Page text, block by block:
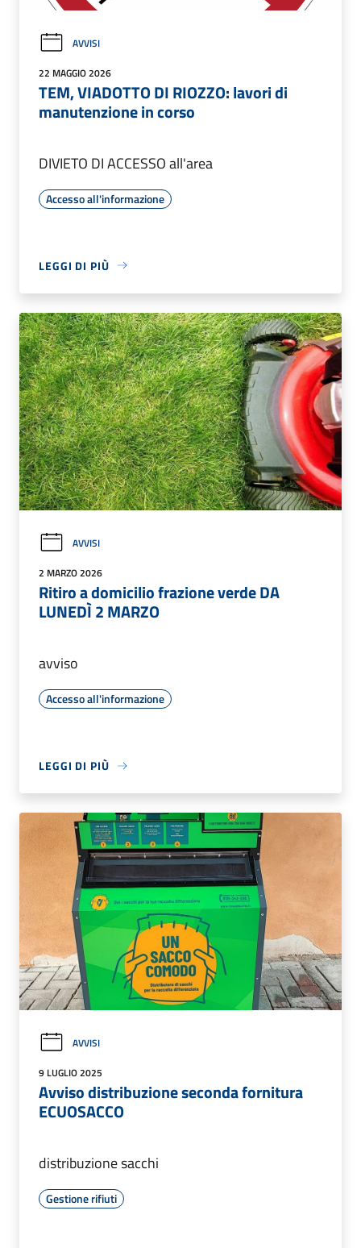
AVVISI
22 MAGGIO 2026
TEM, VIADOTTO DI RIOZZO: lavori di
manutenzione in corso
DIVIETO DI ACCESSO all'area
Accesso all'informazione
LEGGI DI PIÙ
AVVISI
2 MARZO 2026
Ritiro a domicilio frazione verde DA
LUNEDÌ 2 MARZO
avviso
Accesso all'informazione
LEGGI DI PIÙ
AVVISI
9 LUGLIO 2025
Avviso distribuzione seconda fornitura
ECUOSACCO
distribuzione sacchi
Gestione rifiuti